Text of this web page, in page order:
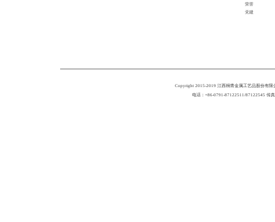
荣誉
党建
Copyright 2015-2019 江西桐青金属工艺品股份有限
电话：+86-0791-87122511/87122545 传